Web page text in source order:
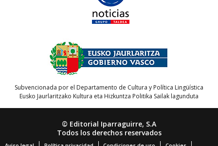
Subvencionada por el Departamento de Cultura y Política Lingüística
Eusko Jaurlaritzako Kultura eta Hizkuntza Politika Sailak lagunduta
© Editorial Iparraguirre, S.A
Todos los derechos reservados